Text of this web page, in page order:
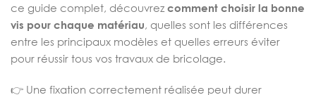
ce guide complet, découvrez comment choisir la bonne
vis pour chaque matériau, quelles sont les différences
entre les principaux modèles et quelles erreurs éviter
pour réussir tous vos travaux de bricolage.
👉 Une fixation correctement réalisée peut durer